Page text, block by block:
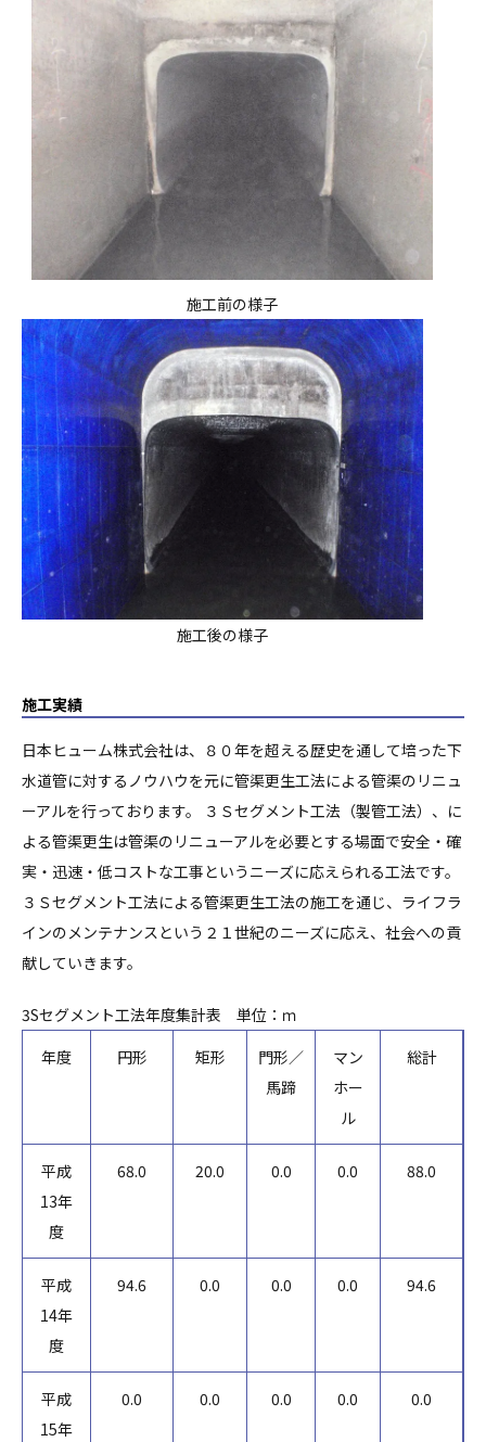
施工前の様子
施工後の様子
施工実績
日本ヒューム株式会社は、８０年を超える歴史を通して培った下
水道管に対するノウハウを元に管渠更生工法による管渠のリニュ
ーアルを行っております。 ３Ｓセグメント工法（製管工法）、に
よる管渠更生は管渠のリニューアルを必要とする場面で安全・確
実・迅速・低コストな工事というニーズに応えられる工法です。
３Ｓセグメント工法による管渠更生工法の施工を通じ、ライフラ
インのメンテナンスという２１世紀のニーズに応え、社会への貢
献していきます。
3Sセグメント工法年度集計表 単位：ｍ
年度
円形 矩形
門形／
馬蹄
マン
ホー
ル
総計
平成
13年
度
68.0 20.0 0.0 0.0 88.0
平成
14年
度
94.6 0.0 0.0 0.0 94.6
平成
15年
0.0 0.0 0.0 0.0 0.0